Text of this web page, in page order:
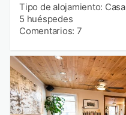
Tipo de alojamiento: Casa
5 huéspedes
Comentarios: 7